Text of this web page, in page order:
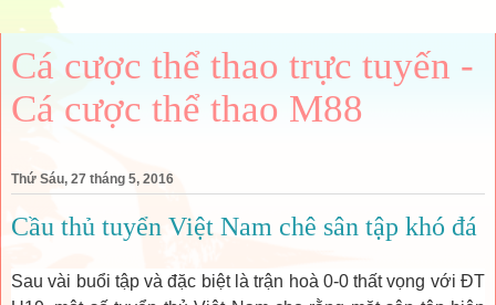
Cá cược thể thao trực tuyến -
Cá cược thể thao M88
Thứ Sáu, 27 tháng 5, 2016
Cầu thủ tuyển Việt Nam chê sân tập khó đá
Sau vài buổi tập và đặc biệt là trận hoà 0-0 thất vọng với ĐT